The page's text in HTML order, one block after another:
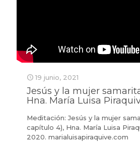
19 junio, 2021
Jesús y la mujer
Hna. María Luisa
Meditación: Jesús y la mujer
capítulo 4), Hna. María Luisa
2020. marialuisapiraquive.com